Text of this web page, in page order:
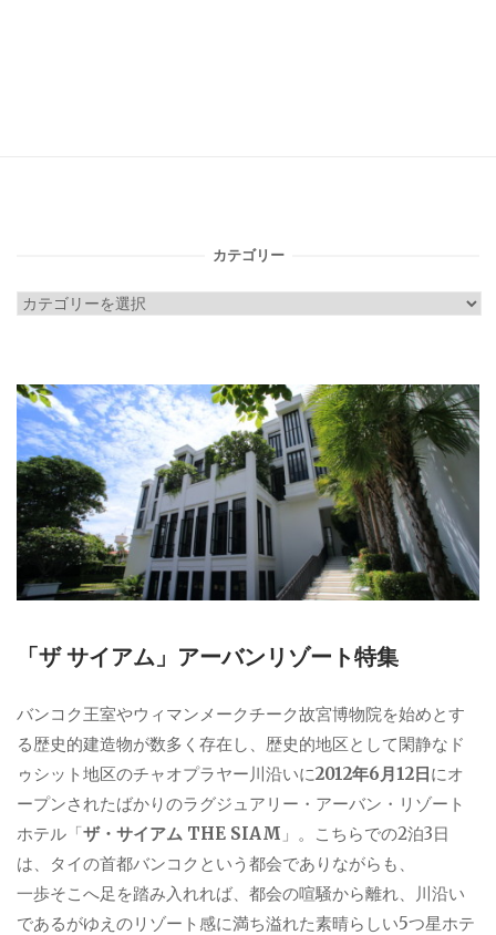
カテゴリー
カ
リ
ー
「ザ サイアム」アーバンリゾート特集
バンコク王室やウィマンメークチーク故宮博物院を始めとす
る歴史的建造物が数多く存在し、歴史的地区として閑静なド
ゥシット地区のチャオプラヤー川沿いに2012年6月12日にオ
ープンされたばかりのラグジュアリー・アーバン・リゾート
ホテル「ザ・サイアム THE SIAM 」。こちらでの2泊3日
は、タイの首都バンコクという都会でありながらも、
一歩そこへ足を踏み入れれば、都会の喧騒から離れ、川沿い
であるがゆえのリゾート感に満ち溢れた素晴らしい5つ星ホテ